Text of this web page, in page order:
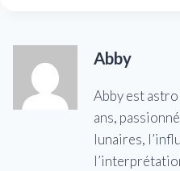
Abby
Abby est
ans,
lunaires,